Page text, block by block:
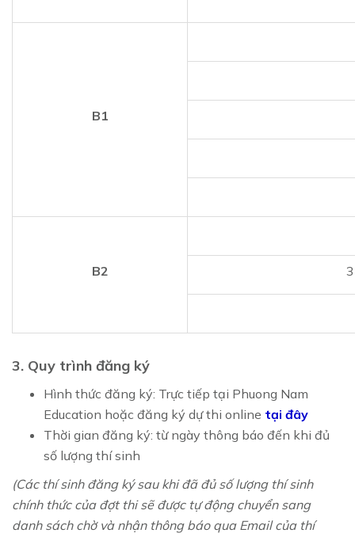
B1
B2
3. Quy trình đăng ký
Hình thức đăng ký: Trực tiếp tại Phuong Nam
Education hoặc đăng ký dự thi online tại đây
Thời gian đăng ký: từ ngày thông báo đến khi đủ
số lượng thí sinh
(Các thí sinh đăng ký sau khi đã đủ số lượng thí sinh
chính thức của đợt thi sẽ được tự động chuyển sang
danh sách chờ và nhận thông báo qua Email của thí